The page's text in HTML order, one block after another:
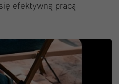
efektywną pracą